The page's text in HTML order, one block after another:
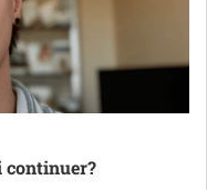
continuer?